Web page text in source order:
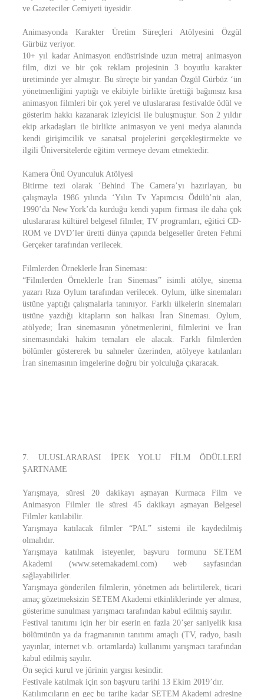
ve Gazeteciler Cemiyeti üyesidir.
Animasyonda Karakter Üretim Süreçleri Atölyesini Özgül
Gürbüz veriyor.
10+ yıl kadar Animasyon endüstrisinde uzun metraj animasyon
film, dizi ve bir çok reklam projesinin 3 boyutlu karakter
üretiminde yer almıştır. Bu süreçte bir yandan Özgül Gürbüz ‘ün
yönetmenliğini yaptığı ve ekibiyle birlikte ürettiği bağımsız kısa
animasyon filmleri bir çok yerel ve uluslararası festivalde ödül ve
gösterim hakkı kazanarak izleyicisi ile buluşmuştur. Son 2 yıldır
ekip arkadaşları ile birlikte animasyon ve yeni medya alanında
kendi girişimcilik ve sanatsal projelerini gerçekleştirmekte ve
ilgili Üniversitelerde eğitim vermeye devam etmektedir.
Kamera Önü Oyunculuk Atölyesi
Bitirme tezi olarak ‘Behind The Camera’yı hazırlayan, bu
çalışmayla 1986 yılında ‘Yılın Tv Yapımcısı Ödülü’nü alan,
1990’da New York’da kurduğu kendi yapım firması ile daha çok
uluslararası kültürel belgesel filmler, TV programları, eğitici CD-
ROM ve DVD’ler üretti dünya çapında belgeseller üreten Fehmi
Gerçeker tarafından verilecek.
Filmlerden Örneklerle İran Sineması:
“Filmlerden Örneklerle İran Sineması” isimli atölye, sinema
yazarı Rıza Oylum tarafından verilecek. Oylum, ülke sinemaları
üstüne yaptığı çalışmalarla tanınıyor. Farklı ülkelerin sinemaları
üstüne yazdığı kitapların son halkası İran Sineması. Oylum,
atölyede; İran sinemasının yönetmenlerini, filmlerini ve İran
sinemasındaki hakim temaları ele alacak. Farklı filmlerden
bölümler göstererek bu sahneler üzerinden, atölyeye katılanları
İran sinemasının imgelerine doğru bir yolculuğa çıkaracak.
7. ULUSLARARASI İPEK YOLU FİLM ÖDÜLLERİ
ŞARTNAME
Yarışmaya, süresi 20 dakikayı aşmayan Kurmaca Film ve
Animasyon Filmler ile süresi 45 dakikayı aşmayan Belgesel
Filmler katılabilir.
Yarışmaya katılacak filmler “PAL” sistemi ile kaydedilmiş
olmalıdır.
Yarışmaya katılmak isteyenler, başvuru formunu SETEM
Akademi (www.setemakademi.com) web sayfasından
sağlayabilirler.
Yarışmaya gönderilen filmlerin, yönetmen adı belirtilerek, ticari
amaç gözetmeksizin SETEM Akademi etkinliklerinde yer alması,
gösterime sunulması yarışmacı tarafından kabul edilmiş sayılır.
Festival tanıtımı için her bir eserin en fazla 20’şer saniyelik kısa
bölümünün ya da fragmanının tanıtımı amaçlı (TV, radyo, basılı
yayınlar, internet v.b. ortamlarda) kullanımı yarışmacı tarafından
kabul edilmiş sayılır.
Ön seçici kurul ve jürinin yargısı kesindir.
Festivale katılmak için son başvuru tarihi 13 Ekim 2019’dır.
Katılımcıların en geç bu tarihe kadar SETEM Akademi adresine